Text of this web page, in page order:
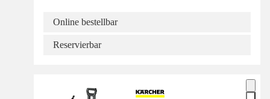
Online bestellbar
Reservierbar